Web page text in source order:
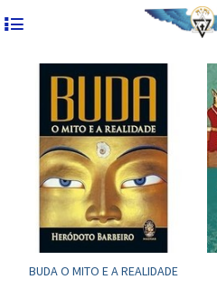
4
BUDA O MITO E A REALIDADE